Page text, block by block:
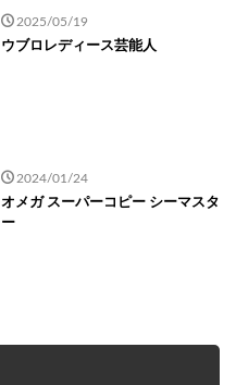
2025/05/19
ウブロレディース芸能人
2024/01/24
オメガ スーパーコピー シーマスタ
ー